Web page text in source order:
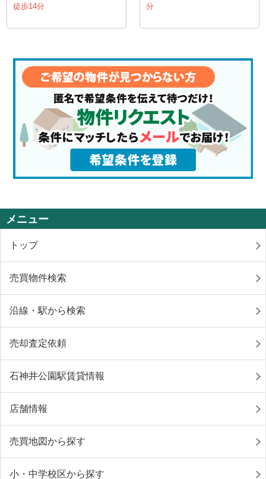
徒歩14分
分
メニュー
トップ
売買物件検索
沿線・駅から検索
売却査定依頼
石神井公園駅賃貸情報
店舗情報
売買地図から探す
小・中学校区から探す